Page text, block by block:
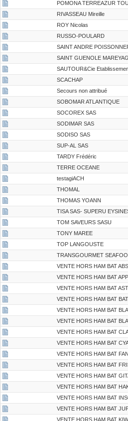
POMONA TERREAZUR
RIVASSEAU Mireille
ROY Nicolas
RUSSO-POULARD
SAINT ANDRE
SAINT GUENOLE
SAUTOUR&Cie
SCACHAP
Secours non attribué
SOBOMAR ATLANTIQUE
SOCOREX SAS
SODIMAR SAS
SODISO SAS
SUP-AL SAS
TARDY Frédéric
TERRE OCEANE
testagiACH
THOMAL
THOMAS YOANN
TISA SAS- SUPERU
TOM SAVEURS SASU
TONY MAREE
TOP LANGOUSTE
TRANSGOURMET
VENTE HORS HAM BAT
VENTE HORS HAM BAT
VENTE HORS HAM BAT
VENTE HORS HAM BAT
VENTE HORS HAM BAT
VENTE HORS HAM BAT
VENTE HORS HAM BAT
VENTE HORS HAM BAT
VENTE HORS HAM BAT
VENTE HORS HAM BAT
VENTE HORS HAM BAT
VENTE HORS HAM BAT
VENTE HORS HAM BAT
VENTE HORS HAM BAT
VENTE HORS HAM BAT